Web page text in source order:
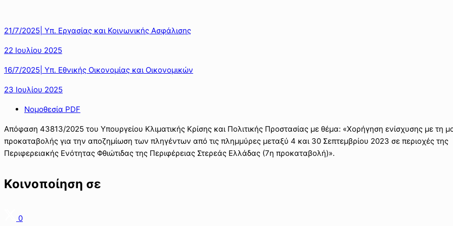
21/7/2025| Υπ. Εργασίας και Κοινωνικής Ασφάλισης
22 Ιουλίου 2025
16/7/2025| Υπ. Εθνικής Οικονομίας και Οικονομικών
23 Ιουλίου 2025
Νομοθεσία PDF
Απόφαση 43813/2025 του Υπουργείου Κλιματικής Κρίσης και Πολιτικής Προστασίας με θέμα: «Χορήγηση ενίσχυσης με τη
προκαταβολής για την αποζημίωση των πληγέντων από τις πλημμύρες μεταξύ 4 και 30 Σεπτεμβρίου 2023 σε περιοχές της
Περιφερειακής Ενότητας Φθιώτιδας της Περιφέρειας Στερεάς Ελλάδας (7η προκαταβολή)».
Κοινοποίηση σε
0